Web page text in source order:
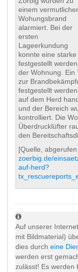
einem
Wohungsbrand
alarmiert. Bei der
ersten
Lageerkundung
konnte eine
festgestellt
der Wohnung. Ein
zur
festgestellt
auf dem Herd
und der Bereich
kontrolliert. Die
Überdrucklüfter
den
[Quelle,
zoerbig.de/
auf-herd?
Auf unserer
mit Bildmaterial)
dies durch eine
werden erst
zulässt! Es werden